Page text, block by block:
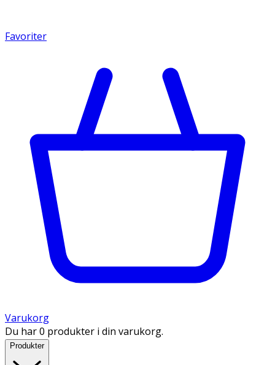
Favoriter
Varukorg
Du har 0 produkter i din varukorg.
Produkter